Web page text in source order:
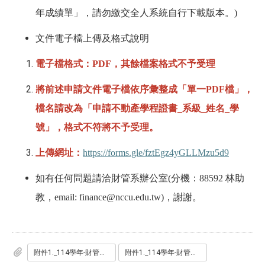
年成績單」，請勿繳交全人系統自行下載版本。)
文件電子檔上傳及格式說明
電子檔格式：PDF，其餘檔案格式不予受理
將前述申請文件電子檔依序彙整成「單一PDF檔」，
檔名請改為「申請不動產學程證書_ 系級_ 姓名_學
號」，格式不符將不予受理。
上傳網址： https://forms.gle/fztEgz4yGLLMzu5d9
如有任何問題請洽財管系辦公室(分機：88592 林助
教，email: finance@nccu.edu.tw)，謝謝。
附件1._114學年-財管系不動產學程修習證明書申請表.odt 附件1._114學年-財管系不動產學程修習證明書申請表.pdf